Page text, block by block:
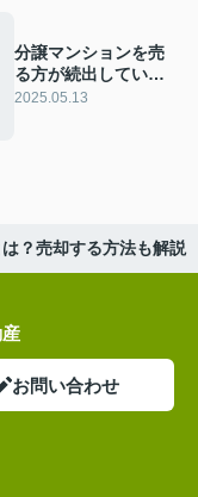
分譲マンションを売
る方が続出している
理由とは？売却の注
2025.05.13
？売却する方法も解説
お問い合わせ